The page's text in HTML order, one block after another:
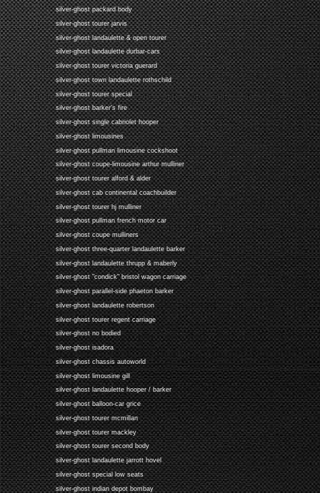
silver-ghost packard body
silver-ghost tourer jarvis
silver-ghost landaulette & open tourer
silver-ghost landaulette durbar-cars
silver-ghost tourer victoria guerard
silver-ghost town landaulette rothschild
silver-ghost tourer special
silver-ghost barker's fire
silver-ghost single cabriolet hooper
silver-ghost limousines
silver-ghost pullman limousine cockshoot
silver-ghost coupe-limousine arthur mulliner
silver-ghost tourer alford & alder
silver-ghost cab continental coachbuilder
silver-ghost tourer hj mulliner
silver-ghost pullman french motor car
silver-ghost coupe mulliners
silver-ghost three-quarter landaulette barker
silver-ghost landaulette thrupp & maberly
silver-ghost "condick" bristol wagon carriage
silver-ghost parallel-side phaeton barker
silver-ghost landaulette robertson
silver-ghost tourer regent carriage
silver-ghost no bodied
silver-ghost isadora
silver-ghost chassis autoworld
silver-ghost limousine gill
silver-ghost landaulette hooper / barker
silver-ghost balloon-car grice
silver-ghost tourer mcmillan
silver-ghost tourer mackley
silver-ghost tourer second body
silver-ghost landaulette jarrott hovel
silver-ghost special low seats
silver-ghost indian depot bombay